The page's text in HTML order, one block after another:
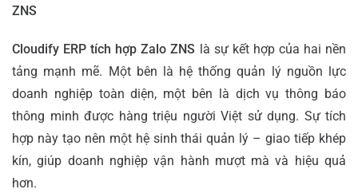
ZNS
Cloudify ERP tích hợp Zalo ZNS là sự kết hợp của hai nền
tảng mạnh mẽ. Một bên là hệ thống quản lý nguồn lực
doanh nghiệp toàn diện, một bên là dịch vụ thông báo
thông minh được hàng triệu người Việt sử dụng. Sự tích
hợp này tạo nên một hệ sinh thái quản lý – giao tiếp khép
kín, giúp doanh nghiệp vận hành mượt mà và hiệu quả
hơn.